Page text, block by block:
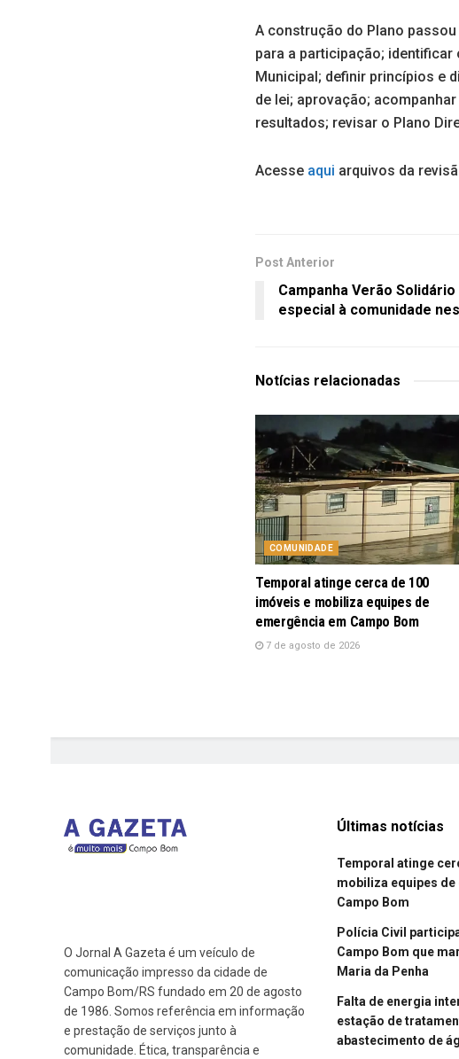
A construção do Plano
para a participação;
Municipal; definir princípios e
de lei; aprovação;
resultados; revisar o Plano
Acesse aqui arquivos da
Post Anterior
Campanha Verão
especial à comunidade
Notícias relacionadas
COMUNIDADE
Temporal atinge cerca de 100
imóveis e mobiliza equipes de
emergência em Campo Bom
7 de agosto de 2026
O Jornal A Gazeta é um veículo de
comunicação impresso da cidade de
Campo Bom/RS fundado em 20 de agosto
de 1986. Somos referência em informação
e prestação de serviços junto à
comunidade. Ética, transparência e
Últimas notícias
Temporal atinge
mobiliza equipes de
Campo Bom
Polícia Civil
Campo Bom que
Maria da Penha
Falta de energia
estação de
abastecimento de